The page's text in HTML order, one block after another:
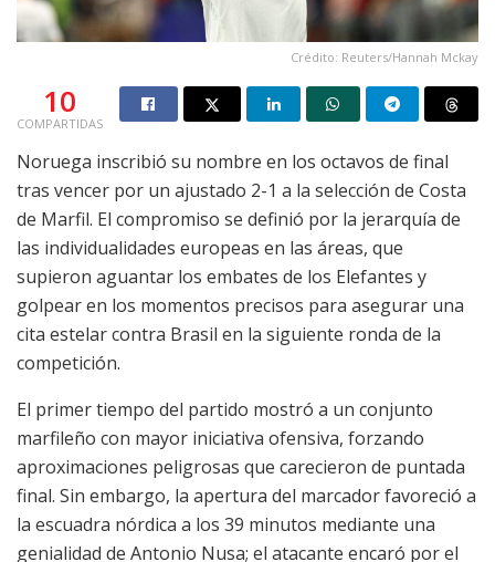
Crédito: Reuters/Hannah Mckay
10
COMPARTIDAS
Noruega inscribió su nombre en los octavos de final
tras vencer por un ajustado 2-1 a la selección de Costa
de Marfil. El compromiso se definió por la jerarquía de
las individualidades europeas en las áreas, que
supieron aguantar los embates de los Elefantes y
golpear en los momentos precisos para asegurar una
cita estelar contra Brasil en la siguiente ronda de la
competición.
El primer tiempo del partido mostró a un conjunto
marfileño con mayor iniciativa ofensiva, forzando
aproximaciones peligrosas que carecieron de puntada
final. Sin embargo, la apertura del marcador favoreció a
la escuadra nórdica a los 39 minutos mediante una
genialidad de Antonio Nusa; el atacante encaró por el